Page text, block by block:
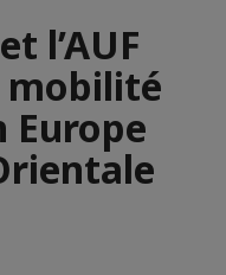
l’AUF
mobilité
Europe